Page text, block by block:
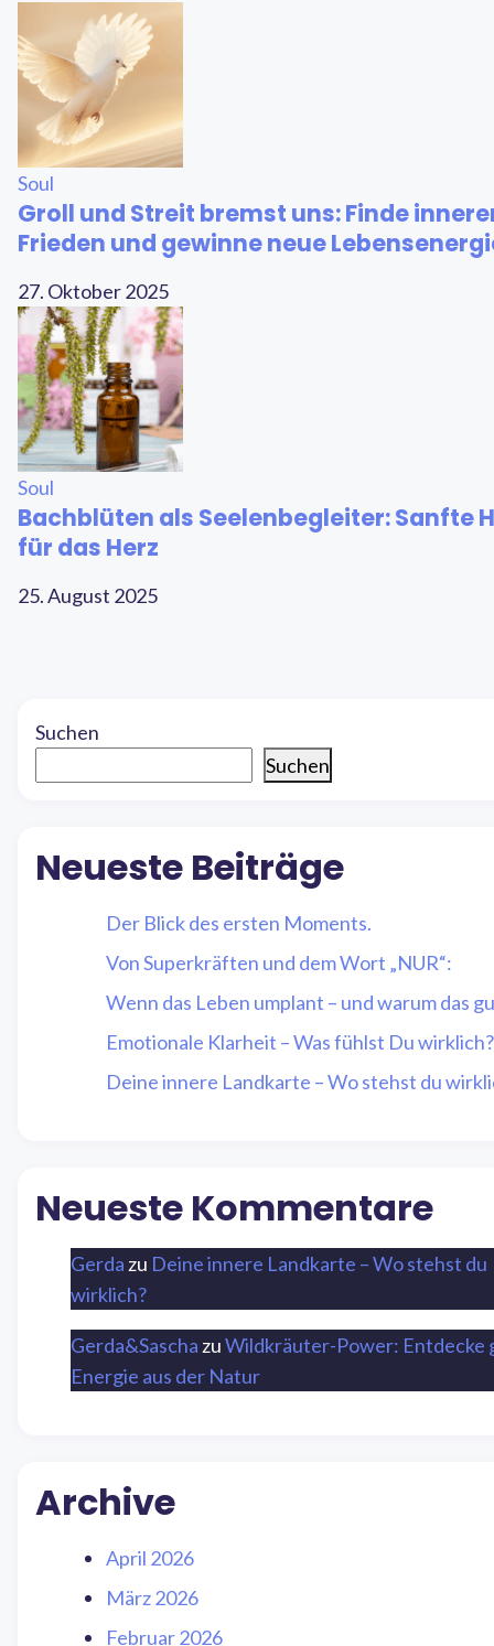
Soul
Groll und Streit bremst uns: Finde
Frieden und gewinne neue
27. Oktober 2025
Soul
Bachblüten als Seelenbegleiter: Sanfte
für das Herz
25. August 2025
Suchen
Suchen
Neueste Beiträge
Der Blick des ersten Moments.
Von Superkräften und dem Wort „NUR“:
Wenn das Leben umplant – und warum das
Emotionale Klarheit – Was fühlst Du wirklich?
Deine innere Landkarte – Wo stehst du
Neueste Kommentare
Gerda zu Deine innere Landkarte – Wo stehst du
wirklich?
Gerda&Sascha zuWildkräuter-Power: Entdecke
Energie aus der Natur
Archive
April 2026
März 2026
Februar 2026